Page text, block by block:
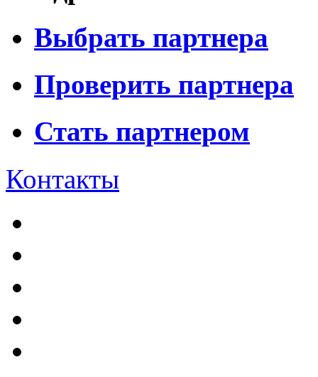
Выбрать партнера
Проверить партнера
Стать партнером
Контакты